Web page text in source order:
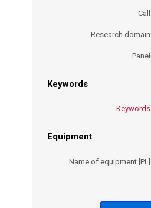
Call
Research domain
Panel
Keywords
Keywords
Equipment
Name of equipment [PL]